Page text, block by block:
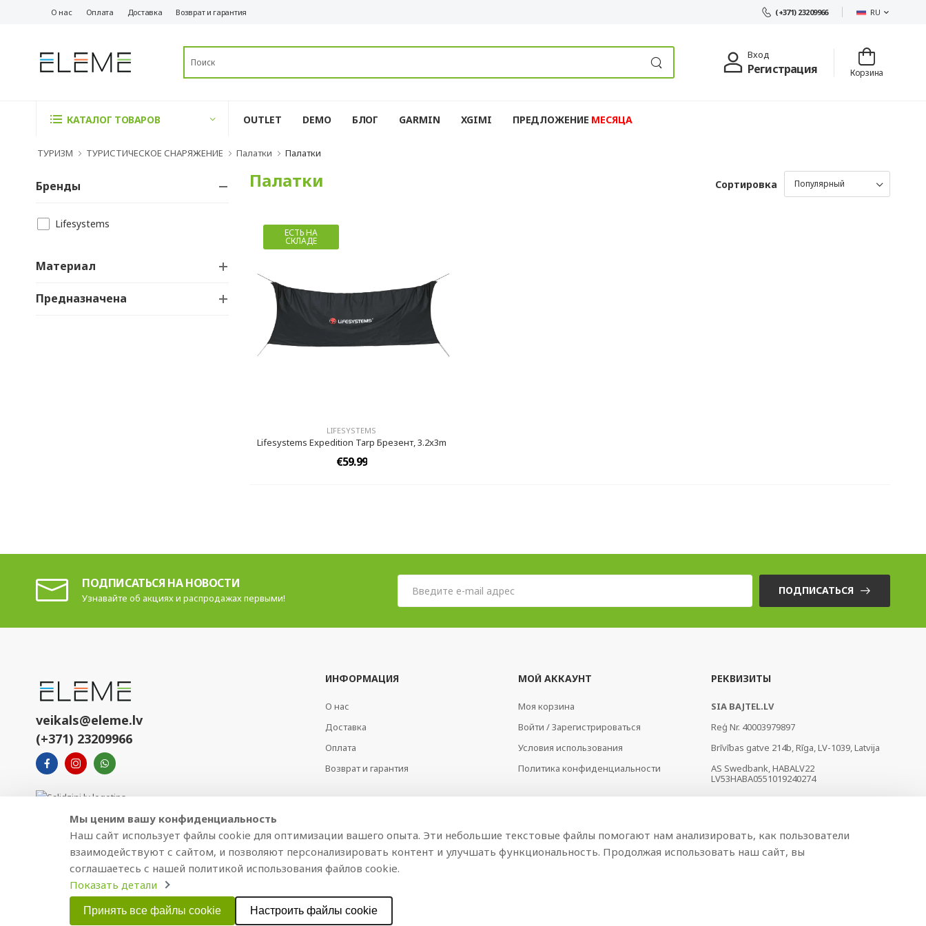
О нас Оплата Доставка Возврат и гарантия (+371) 23209966 RU
Вход
Регистрация Корзина
КАТАЛОГ ТОВАРОВ OUTLET DEMO БЛОГ GARMIN XGIMI ПРЕДЛОЖЕНИЕ MЕСЯЦА
ТУРИЗМ ТУРИСТИЧЕСКОЕ СНАРЯЖЕНИЕ Палатки Палатки
Бренды
Lifesystems
Материал
Предназначена
Палатки Сортировка
ЕСТЬ НА
СКЛАДЕ
LIFESYSTEMS
Lifesystems Expedition Tarp Брезент, 3.2x3m
€59.99
ПОДПИСАТЬСЯ НА НОВОСТИ
Узнавайте об акциях и распродажах первыми!
ПОДПИСАТЬСЯ
veikals@eleme.lv
(+371) 23209966
ИНФОРМАЦИЯ
О нас
Доставка
Оплата
Возврат и гарантия
МОЙ АККАУНТ
Моя корзина
Войти / Зарегистрироваться
Условия использования
Политика конфиденциальности
РЕКВИЗИТЫ
SIA BAJTEL.LV
Reģ Nr. 40003979897
Brīvības gatve 214b, Rīga, LV-1039, Latvija
AS Swedbank, HABALV22
LV53HABA0551019240274
Copyright © 2021 BAJTEL.LV SIA. Все права защищены.
Мы ценим вашу конфиденциальность
Наш сайт использует файлы cookie для оптимизации вашего опыта. Эти небольшие текстовые файлы помогают нам анализировать, как пользователи
взаимодействуют с сайтом, и позволяют персонализировать контент и улучшать функциональность. Продолжая использовать наш сайт, вы
соглашаетесь с нашей политикой использования файлов cookie.
Показать детали
Принять все файлы cookie Настроить файлы cookie